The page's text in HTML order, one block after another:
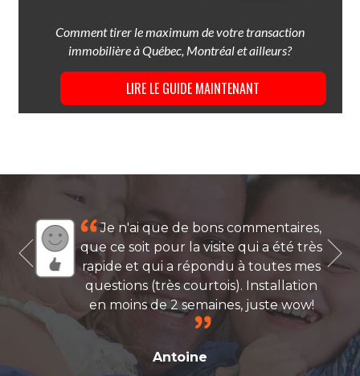
Comment tirer le maximum de votre transaction
immobilière à Québec, Montréal et ailleurs?
LIRE LE GUIDE MAINTENANT
Je n'ai que de bons commentaires,
que ce soit pour la visite qui a été très
rapide et qui a répondu à toutes mes
questions (très courtois). Installation
en moins de 2 semaines, juste wow!
Antoine